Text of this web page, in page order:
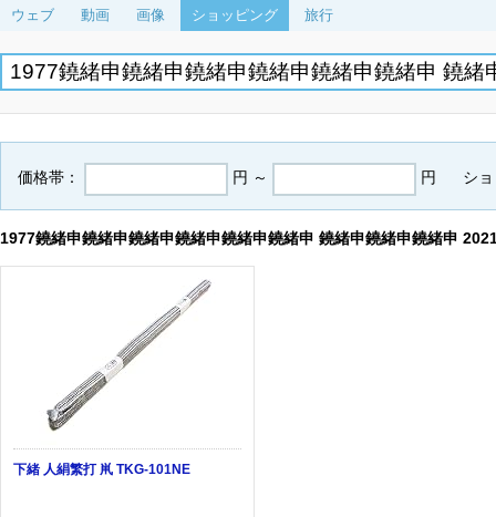
ウェブ 動画 画像 ショッピング 旅行
価格帯： 円 ～ 円 シ
1977鐃緒申鐃緒申鐃緒申鐃緒申鐃緒申鐃緒申 鐃緒申鐃緒申鐃緒申
下緒 人絹繁打 鼡 TKG-101NE